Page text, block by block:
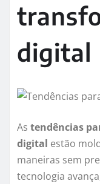
digital
As tendências
digital estão
maneiras sem
tecnologia